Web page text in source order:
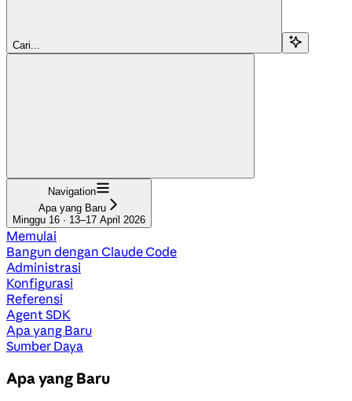
Cari...
Navigation
Apa yang Baru
Minggu 16 · 13–17 April 2026
Memulai
Bangun dengan Claude Code
Administrasi
Konfigurasi
Referensi
Agent SDK
Apa yang Baru
Sumber Daya
Apa yang Baru